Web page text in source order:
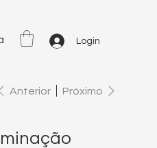
Login
Anterior Próximo